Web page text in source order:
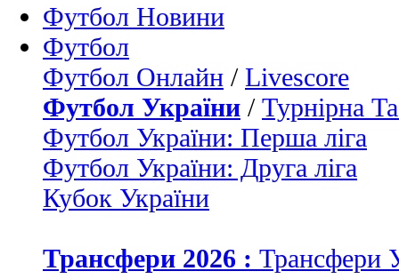
Футбол Новини
Футбол
Футбол Онлайн / Livescore
Футбол України / Турнірна
Футбол України: Перша ліга
Футбол України: Друга ліга
Кубок України
Трансфери 2026 : Трансфери